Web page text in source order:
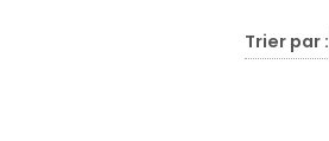
Trier par :